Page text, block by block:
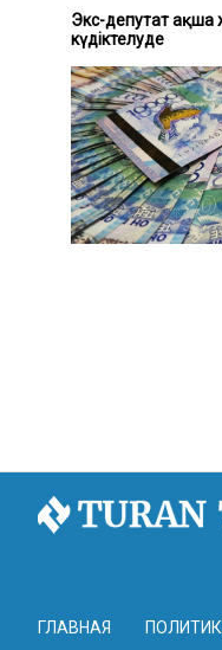
Экс-депутат
күдіктелуде
ГЛАВНАЯ